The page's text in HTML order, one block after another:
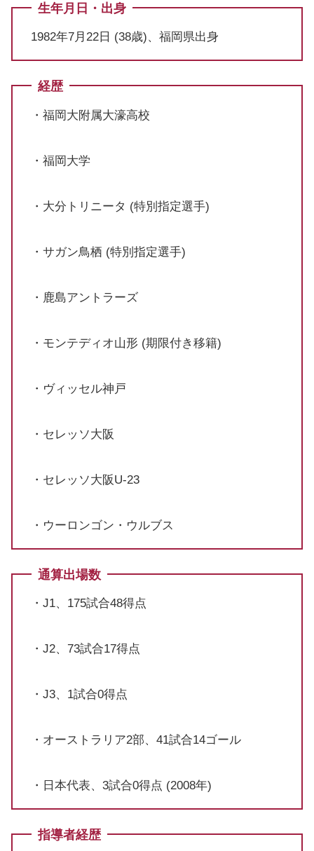
生年月日・出身
1982年7月22日 (38歳)、福岡県出身
経歴
・福岡大附属大濠高校
・福岡大学
・大分トリニータ (特別指定選手)
・サガン鳥栖 (特別指定選手)
・鹿島アントラーズ
・モンテディオ山形 (期限付き移籍)
・ヴィッセル神戸
・セレッソ大阪
・セレッソ大阪U-23
・ウーロンゴン・ウルブス
通算出場数
・J1、175試合48得点
・J2、73試合17得点
・J3、1試合0得点
・オーストラリア2部、41試合14ゴール
・日本代表、3試合0得点 (2008年)
指導者経歴